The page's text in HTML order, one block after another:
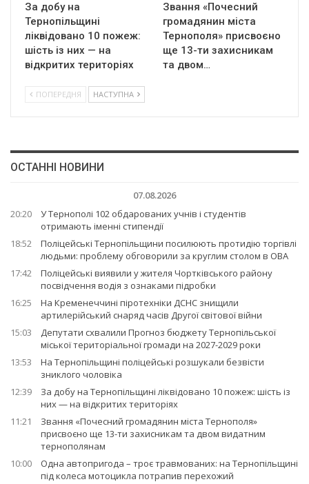
За добу на
Тернопільщині
ліквідовано 10 пожеж:
шість із них — на
відкритих територіях
Звання «Почесний
громадянин міста
Тернополя» присвоєно
ще 13-ти захисникам
та двом…
ПОПЕРЕДНЯ НАСТУПНА
ОСТАННІ НОВИНИ
07.08.2026
20:20
У Тернополі 102 обдарованих учнів і студентів
отримають іменні стипендії
18:52
Поліцейські Тернопільщини посилюють протидію торгівлі
людьми: проблему обговорили за круглим столом в ОВА
17:42
Поліцейські виявили у жителя Чортківського району
посвідчення водія з ознаками підробки
16:25
На Кременеччині піротехніки ДСНС знищили
артилерійський снаряд часів Другої світової війни
15:03
Депутати схвалили Прогноз бюджету Тернопільської
міської територіальної громади на 2027-2029 роки
13:53
На Тернопільщині поліцейські розшукали безвісти
зниклого чоловіка
12:39
За добу на Тернопільщині ліквідовано 10 пожеж: шість із
них — на відкритих територіях
11:21
Звання «Почесний громадянин міста Тернополя»
присвоєно ще 13-ти захисникам та двом видатним
тернополянам
10:00
Одна автопригода – троє травмованих: на Тернопільщині
під колеса мотоцикла потрапив перехожий